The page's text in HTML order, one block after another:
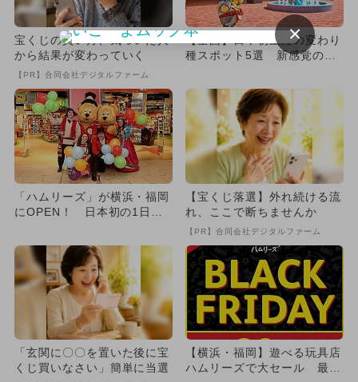
宝くじの買い方、気づいた人
から結果が変わっていく
【PR】合同会社デジタルファーム
【全国】日本初上陸の変わり
種スポット5選 新感覚の体
「ハムリーズ」が横浜・福岡
にOPEN！ 日本初の1日遊
【宝くじ落選】外れ続ける流
れ、ここで断ちませんか
【PR】合同会社デジタルファーム
「玄関に〇〇を置いた後に宝
くじ買いなさい」簡単に当選
【横浜・福岡】遊べる玩具店
ハムリーズで大セール 最大
×